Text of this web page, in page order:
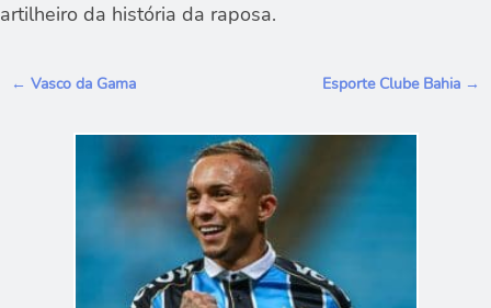
artilheiro da história da raposa.
N← Vasco da Gama Esporte Clube Bahia →